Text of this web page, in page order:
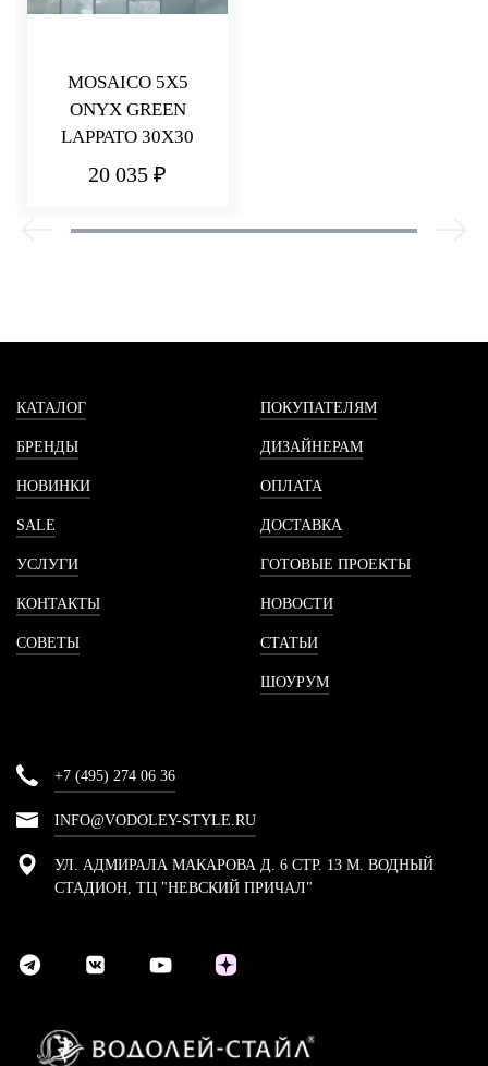
MOSAICO 5X5
ONYX GREEN
LAPPATO 30X30
20 035 ₽
КАТАЛОГ
БРЕНДЫ
НОВИНКИ
SALE
УСЛУГИ
КОНТАКТЫ
СОВЕТЫ
ПОКУПАТЕЛЯМ
ДИЗАЙНЕРАМ
ОПЛАТА
ДОСТАВКА
ГОТОВЫЕ ПРОЕКТЫ
НОВОСТИ
СТАТЬИ
ШОУРУМ
+7 (495) 274 06 36
INFO@VODOLEY-STYLE.RU
УЛ. АДМИРАЛА МАКАРОВА Д. 6 СТР. 13 М. ВОДНЫЙ
СТАДИОН, ТЦ "НЕВСКИЙ ПРИЧАЛ"